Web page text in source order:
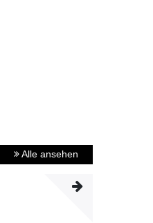
Alle ansehen